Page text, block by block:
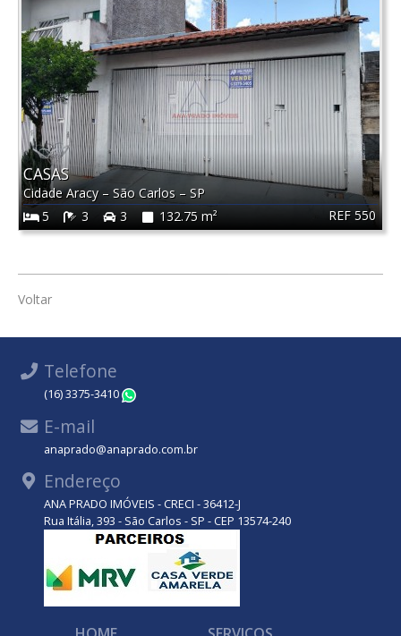
REF 550
CASAS
Cidade Aracy – São Carlos – SP
5
3 3 132.75 m²
Voltar
Telefone
(16) 3375-3410
E-mail
anaprado@anaprado.com.br
Endereço
ANA PRADO IMÓVEIS - CRECI - 36412-J
Rua Itália, 393 - São Carlos - SP - CEP 13574-240